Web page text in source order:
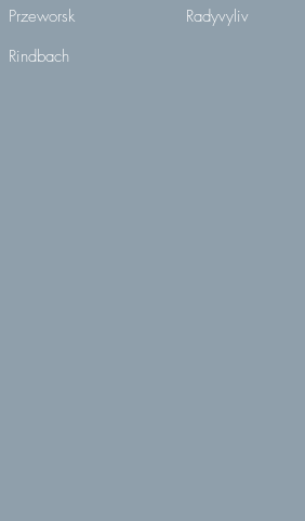
Przeworsk
Rindbach
Radyvyliv